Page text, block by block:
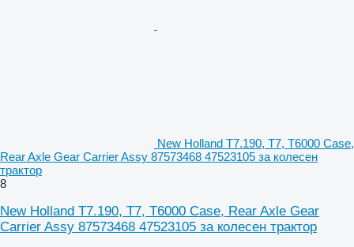
New Holland T7.190, T7, T6000 Case,
Rear Axle Gear Carrier Assy 87573468 47523105 за колесен
трактор
8
New Holland T7.190, T7, T6000 Case, Rear Axle Gear
Carrier Assy 87573468 47523105 за колесен трактор